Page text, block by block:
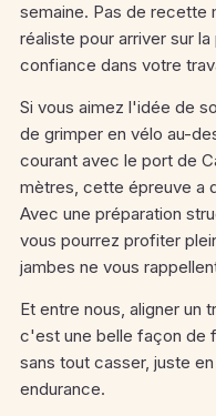
semaine. Pas de recette
réaliste pour arriver sur
confiance dans votre
Si vous aimez l'idée de
de grimper en vélo au-
courant avec le port de
mètres, cette épreuve a
Avec une préparation
vous pourrez profiter
jambes ne vous
Et entre nous, aligner un
c'est une belle façon de
sans tout casser, juste
endurance.